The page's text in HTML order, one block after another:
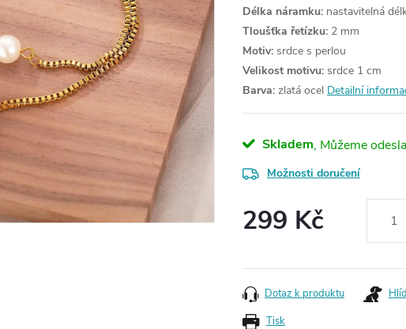
Délka náramku: nastavitelná
Tloušťka řetízku: 2 mm
Motiv: srdce s perlou
Velikost motivu: srdce 1 cm
Barva: zlatá ocel Detailní
Skladem
Možnosti doručení
299 Kč
Tisk
Dotaz k produktu